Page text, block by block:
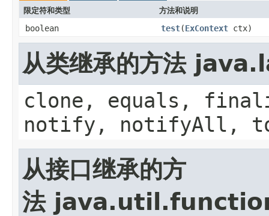
限定符和类型 方法和说明
boolean test(ExContext ctx)
从类继承的方法
clone, equals,
notify, notifyAll,
从接口继承的方
法